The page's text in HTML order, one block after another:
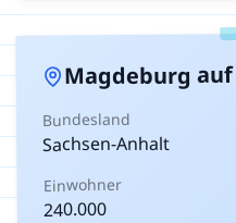
Magdeburg
Bundesland
Sachsen-Anhalt
Einwohner
240.000